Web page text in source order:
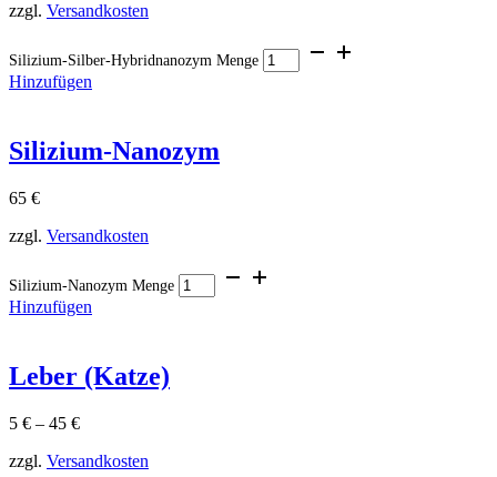
zzgl. Versandkosten
Silizium-Silber-Hybridnanozym Menge
Hinzufügen
Silizium-Nanozym
65 €
zzgl. Versandkosten
Silizium-Nanozym Menge
Hinzufügen
Leber (Katze)
5 € – 45 €
zzgl. Versandkosten